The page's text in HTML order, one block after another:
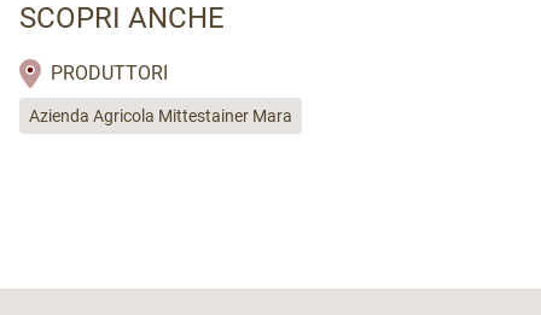
SCOPRI ANCHE
PRODUTTORI
Azienda Agricola Mittestainer Mara